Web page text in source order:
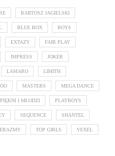
BARTOSZ JAGIELSKI
BLUE BOX BOYS
EXTAZY FAIR PLAY
IMPRESS JOKER
LAMARO LIMITH
MASTERS MEGA DANCE
PIĘKNI I MŁODZI PLAYBOYS
SEQUENCE SHANTEL
TOP GIRLS VEXEL